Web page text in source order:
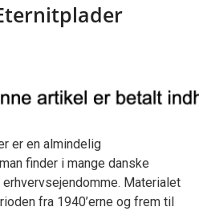
Eternitplader
er en almindelig
finder i mange danske
Materialet
fra 1940’erne og frem til